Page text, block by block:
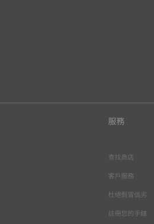
服務
查找商店
客戶服務
杜絕假冒僞劣
註冊您的手錶